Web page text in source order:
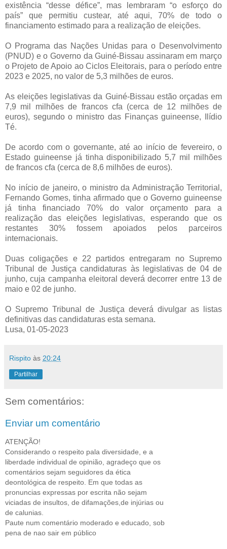
existência “desse défice”, mas lembraram “o esforço do
país” que permitiu custear, até aqui, 70% de todo o
financiamento estimado para a realização de eleições.
O Programa das Nações Unidas para o Desenvolvimento
(PNUD) e o Governo da Guiné-Bissau assinaram em março
o Projeto de Apoio ao Ciclos Eleitorais, para o período entre
2023 e 2025, no valor de 5,3 milhões de euros.
As eleições legislativas da Guiné-Bissau estão orçadas em
7,9 mil milhões de francos cfa (cerca de 12 milhões de
euros), segundo o ministro das Finanças guineense, Ilídio
Té.
De acordo com o governante, até ao início de fevereiro, o
Estado guineense já tinha disponibilizado 5,7 mil milhões
de francos cfa (cerca de 8,6 milhões de euros).
No início de janeiro, o ministro da Administração Territorial,
Fernando Gomes, tinha afirmado que o Governo guineense
já tinha financiado 70% do valor orçamento para a
realização das eleições legislativas, esperando que os
restantes 30% fossem apoiados pelos parceiros
internacionais.
Duas coligações e 22 partidos entregaram no Supremo
Tribunal de Justiça candidaturas às legislativas de 04 de
junho, cuja campanha eleitoral deverá decorrer entre 13 de
maio e 02 de junho.
O Supremo Tribunal de Justiça deverá divulgar as listas
definitivas das candidaturas esta semana.
Lusa, 01-05-2023
Rispito às 20:24
Partilhar
Sem comentários:
Enviar um comentário
ATENÇÃO!
Considerando o respeito pala diversidade, e a
liberdade individual de opinião, agradeço que os
comentários sejam seguidores da ética
deontológica de respeito. Em que todas as
pronuncias expressas por escrita não sejam
viciadas de insultos, de difamações,de injúrias ou
de calunias.
Paute num comentário moderado e educado, sob
pena de nao sair em público